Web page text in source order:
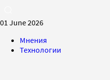
01 June 2026
Мнения
Технологии